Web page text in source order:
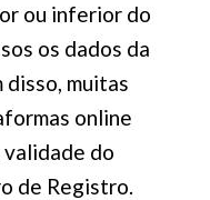
ou inferior do
os dados da
muitas
online
do
de Registro.